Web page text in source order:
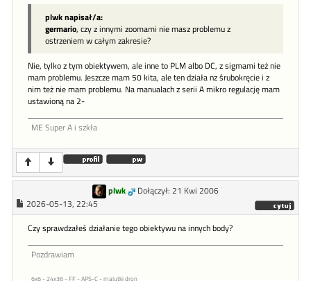
plwk napisał/a:
germario, czy z innymi zoomami nie masz problemu z
ostrzeniem w całym zakresie?
Nie, tylko z tym obiektywem, ale inne to PLM albo DC, z sigmami też nie
mam problemu. Jeszcze mam 50 kita, ale ten działa nz śrubokręcie i z
nim też nie mam problemu. Na manualach z serii A mikro regulację mam
ustawioną na 2-
ME Super A i szkła
plwk
Dołączył: 21 Kwi 2006
2026-05-13, 22:45
Czy sprawdzałeś działanie tego obiektywu na innych body?
Pozdrawiam
6x6 - 24x36 - FF - APS-C - malutki dron